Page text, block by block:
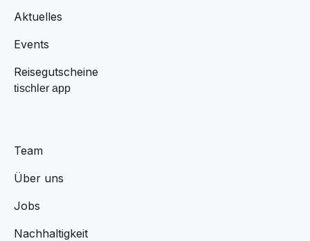
Aktuelles
Events
Reisegutscheine
tischler app
Team
Über uns
Jobs
Nachhaltigkeit